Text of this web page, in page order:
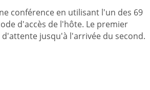
conférence en utilisant l'un des 69
d'accès de l'hôte. Le premier
jusqu'à l'arrivée du second.